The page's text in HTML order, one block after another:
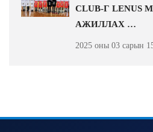
CLUB-Г LENUS
АЖИЛЛАХ …
2025 оны 03 сарын